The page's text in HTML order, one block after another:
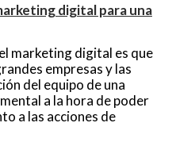
digital para una
marketing digital es que
empresas y las
del equipo de una
a la hora de poder
a las acciones de